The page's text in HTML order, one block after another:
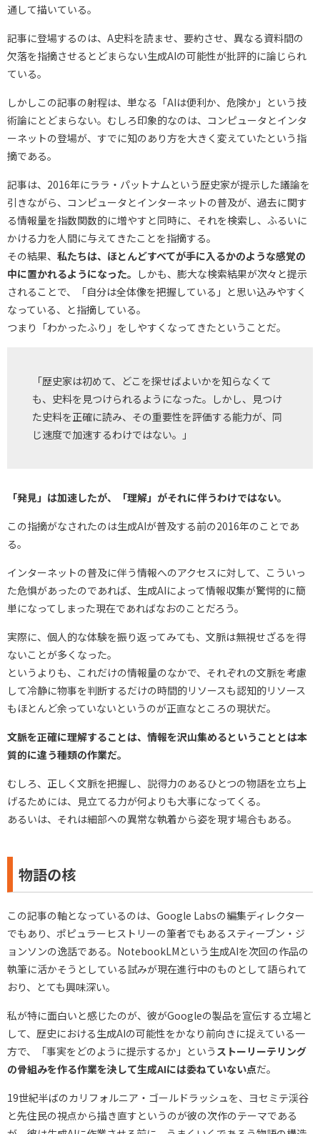
通して描いている。
記事に登場するのは、A史料を読ませ、要約させ、異なる資料間の
欠落を指摘させるとどまらない生成AIの可能性が批評的に論じられ
ている。
しかしこの記事の射程は、単なる「AIは便利か、危険か」という技
術論にとどまらない。むしろ印象的なのは、コンピュータとインタ
ーネットの登場が、すでに知のあり方を大きく変えていたという指
摘である。
記事は、2016年にララ・パットナムという歴史家が提示した議論を
引きながら、コンピュータとインターネットの普及が、過去に関す
る情報量を指数関数的に増やすと同時に、それを検索し、ふるいに
かける力を人間に与えてきたことを指摘する。
その結果、 私たちは、ほとんどすべてが手に入るかのような感覚の
中に置かれるようになった。 しかも、膨大な検索結果が次々と提示
されることで、「自分は全体像を把握している」と思い込みやすく
なっている、と指摘している。
つまり「わかったふり」をしやすくなってきたということだ。
「歴史家は初めて、どこを探せばよいかを知らなくて
も、史料を見つけられるようになった。しかし、見つけ
た史料を正確に読み、その重要性を評価する能力が、同
じ速度で加速するわけではない。」
「発見」は加速したが、「理解」がそれに伴うわけではない。
この指摘がなされたのは生成AIが普及する前の2016年のことであ
る。
インターネットの普及に伴う情報へのアクセスに対して、こういっ
た危惧があったのであれば、生成AIによって情報収集が驚愕的に簡
単になってしまった現在であればなおのことだろう。
実際に、個人的な体験を振り返ってみても、文脈は無視せざるを得
ないことが多くなった。
というよりも、これだけの情報量のなかで、それぞれの文脈を考慮
して冷静に物事を判断するだけの時間的リソースも認知的リソース
もほとんど余っていないというのが正直なところの現状だ。
文脈を正確に理解することは、情報を沢山集めるということとは本
質的に違う種類の作業だ。
むしろ、正しく文脈を把握し、説得力のあるひとつの物語を立ち上
げるためには、見立てる力が何よりも大事になってくる。
あるいは、それは細部への異常な執着から姿を現す場合もある。
物語の核
この記事の軸となっているのは、Google Labsの編集ディレクター
でもあり、ポピュラーヒストリーの筆者でもあるスティーブン・ジ
ョンソンの逸話である。NotebookLMという生成AIを次回の作品の
執筆に活かそうとしている試みが現在進行中のものとして語られて
おり、とても興味深い。
私が特に面白いと感じたのが、彼がGoogleの製品を宣伝する立場と
して、歴史における生成AIの可能性をかなり前向きに捉えている一
方で、「事実をどのように提示するか」という ストーリーテリング
の骨組みを作る作業を決して生成AIには委ねていない点だ。
19世紀半ばのカリフォルニア・ゴールドラッシュを、ヨセミテ渓谷
と先住民の視点から描き直すというのが彼の次作のテーマである